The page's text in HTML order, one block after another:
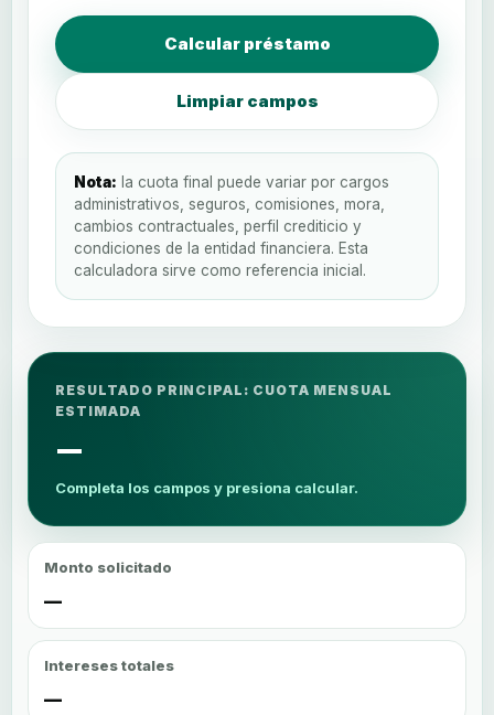
Calcular préstamo
Limpiar campos
Nota: la cuota final puede variar por cargos
administrativos, seguros, comisiones, mora,
cambios contractuales, perfil crediticio y
condiciones de la entidad financiera. Esta
calculadora sirve como referencia inicial.
RESULTADO PRINCIPAL: CUOTA MENSUAL
ESTIMADA
—
Completa los campos y presiona calcular.
Monto solicitado
—
Intereses totales
—